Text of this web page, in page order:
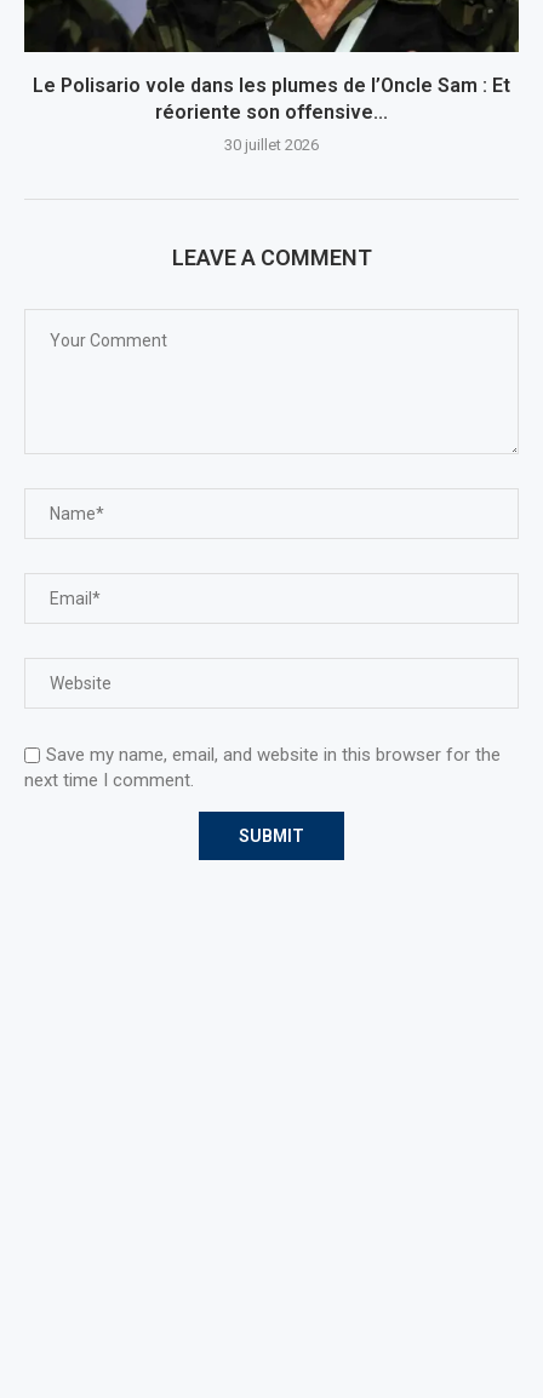
Le Polisario vole dans les plumes de l’Oncle Sam : Et
réoriente son offensive...
30 juillet 2026
LEAVE A COMMENT
Save my name, email, and website in this browser for the
next time I comment.